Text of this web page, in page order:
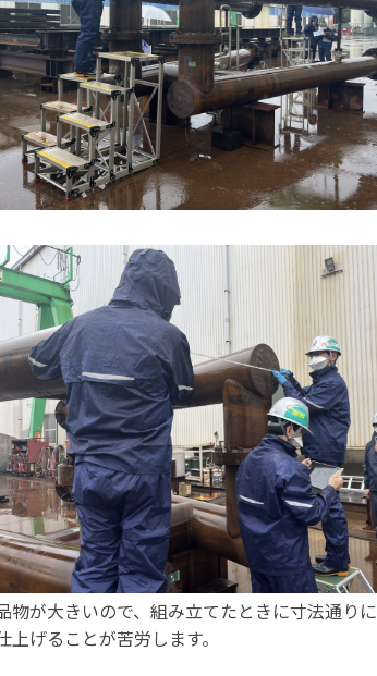
物が大きいので、組み立てたときに寸法通りに
上げることが苦労します。